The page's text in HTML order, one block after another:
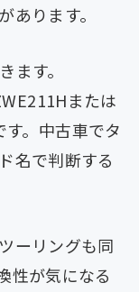
あります。
ます。
または
。中古車でタ
名で判断する
ーリングも同
性が気になる